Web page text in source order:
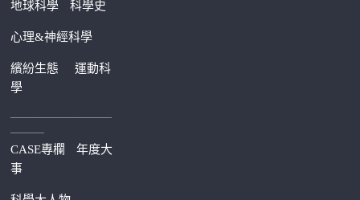
地球科學 科學史
心理&神經科學
繽紛生態運動科
學
—————————
———
CASE專欄
年度大
事